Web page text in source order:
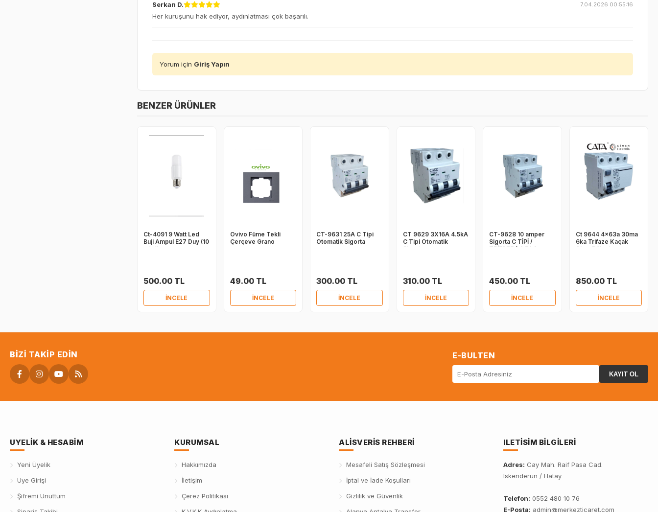
Serkan D. 7.04.2026 00:55:16
Her kuruşunu hak ediyor, aydınlatması çok başarılı.
Yorum için Giriş Yapın
BENZER ÜRÜNLER
Ct-4091 9 Watt Led
Buji Ampul E27 Duy (10
adet)
500.00 TL
İNCELE
Ovivo Füme Tekli
Çerçeve Grano
49.00 TL
İNCELE
CT-9631 25A C Tipi
Otomatik Sigorta
300.00 TL
İNCELE
CT 9629 3X16A 4.5kA
C Tipi Otomatik
Sigorta
310.00 TL
İNCELE
CT-9628 10 amper
Sigorta C TİPİ /
TRİFAZE / 4.5 kA
450.00 TL
İNCELE
Ct 9644 4x63a 30ma
6ka Trifaze Kaçak
Akım Rölesi
850.00 TL
İNCELE
BIZI TAKIP EDIN E-BULTEN
KAYIT OL
UYELIK & HESABIM
Yeni Üyelik
Üye Girişi
Şifremi Unuttum
KURUMSAL
Hakkımızda
İletişim
Çerez Politikası
ALISVERIS REHBERI
Mesafeli Satış Sözleşmesi
İptal ve İade Koşulları
Gizlilik ve Güvenlik
ILETISIM BILGILERI
Adres: Cay Mah. Raif Pasa Cad.
Iskenderun / Hatay
Telefon: 0552 480 10 76
E-Posta: admin@merkezticaret.com